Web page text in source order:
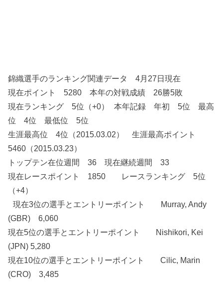
錦織選手のランキング関連データ 4月27日現在
現在ポイント 5280 本年の対戦成績 26勝5敗
現在ランキング 5位（+0） 本年記録 年初 5位 最高
位 4位 最低位 5位
生涯最高位 4位（2015.03.02） 生涯最高ポイント
5460（2015.03.23）
トップテン在位週間 36 現在継続週間 33
現在レースポイント 1850 レースランキング 5位
（+4）
現在3位の選手とエントリーポイント Murray, Andy
(GBR) 6,060
現在5位の選手とエントリーポイント Nishikori, Kei
(JPN) 5,280
現在10位の選手とエントリーポイント Cilic, Marin
(CRO) 3,485